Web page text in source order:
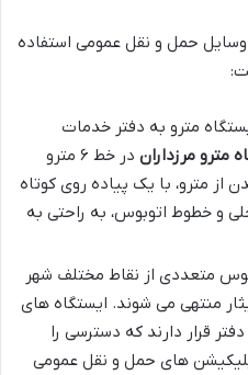
وسایل حمل و نقل عمومی استفاده
مترو به دفتر خدمات
مترو مرزداران
در خط ۶ مترو
مترو، با یک پیاده روی کوتاه
و خطوط اتوبوس، به راحتی به
متعددی از نقاط مختلف شهر
منتهی می شوند. ایستگاه های
قرار دارند که دسترسی را
های حمل و نقل عمومی